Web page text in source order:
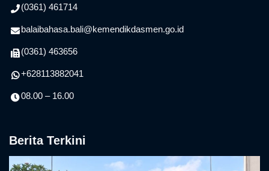
(0361) 461714
balaibahasa.bali@kemendikdasmen.go.id
(0361) 463656
+628113882041
08.00 – 16.00
Berita Terkini